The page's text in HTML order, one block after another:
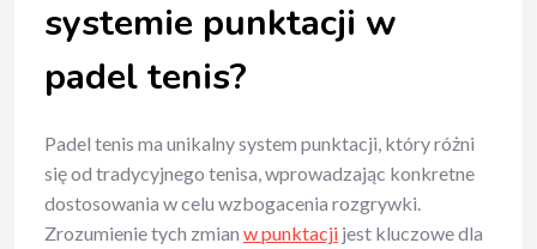
systemie punktacji w
padel tenis?
Padel tenis ma unikalny system punktacji, który różni
się od tradycyjnego tenisa, wprowadzając konkretne
dostosowania w celu wzbogacenia rozgrywki.
Zrozumienie tych zmian w punktacji jest kluczowe dla